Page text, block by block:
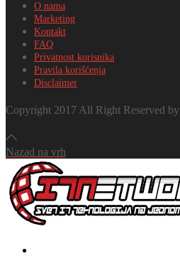
O nama
Marketing
Kontakt
FAQ
Privatnost korisnika
Pravila korišćenja
Disclaimer
Copyright 2017 All Right Reserved by
Nazad na vrh